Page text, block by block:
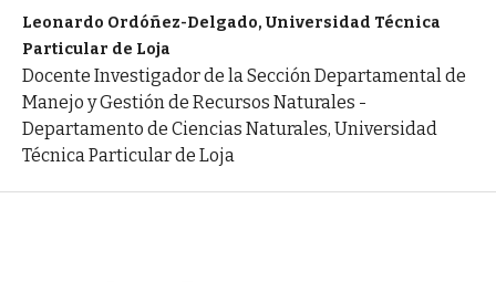
Leonardo Ordóñez-Delgado, Universidad Técnica
Particular de Loja
Docente Investigador de la Sección Departamental de
Manejo y Gestión de Recursos Naturales -
Departamento de Ciencias Naturales, Universidad
Técnica Particular de Loja